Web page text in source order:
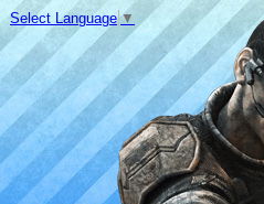
Select Language ▼